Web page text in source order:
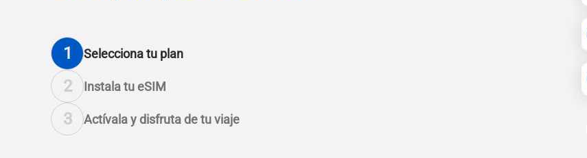
1 Selecciona tu plan
2 Instala tu eSIM
3 Actívala y disfruta de tu viaje